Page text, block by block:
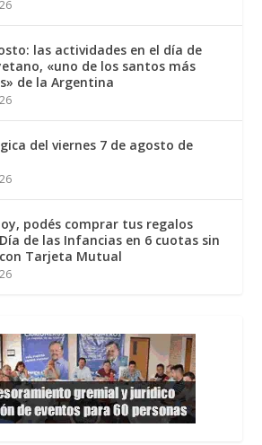
las actividades en el día de
«uno de los santos más
de la Argentina
del viernes 7 de agosto de
podés comprar tus regalos
de las Infancias en 6 cuotas sin
Tarjeta Mutual